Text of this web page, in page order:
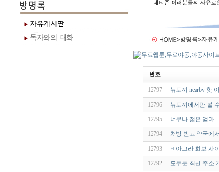
번호
12797 뉴토끼 nearby 핫
12796 뉴토끼에서만 볼
12795 너무나 젊은 엄마 -
12794 처방 받고 약국에
12793 비아그라 화보 사
12792 모두툰 최신 주소